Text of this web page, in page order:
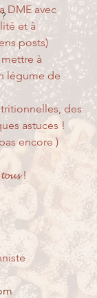
DME avec
et à
posts)
à
légume de
des
astuces !
encore )
!